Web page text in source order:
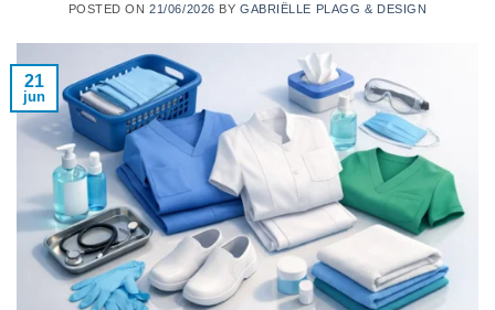
POSTED ON21/06/2026 BY GABRIËLLE PLAGG & DESIGN
21
jun